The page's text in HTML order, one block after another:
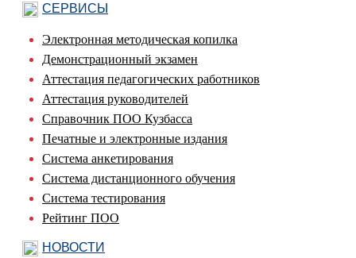
СЕРВИСЫ
Электронная методическая копилка
Демонстрационный экзамен
Аттестация педагогических работников
Аттестация руководителей
Справочник ПОО Кузбасса
Печатные и электронные издания
Система анкетирования
Система дистанционного обучения
Система тестирования
Рейтинг ПОО
НОВОСТИ